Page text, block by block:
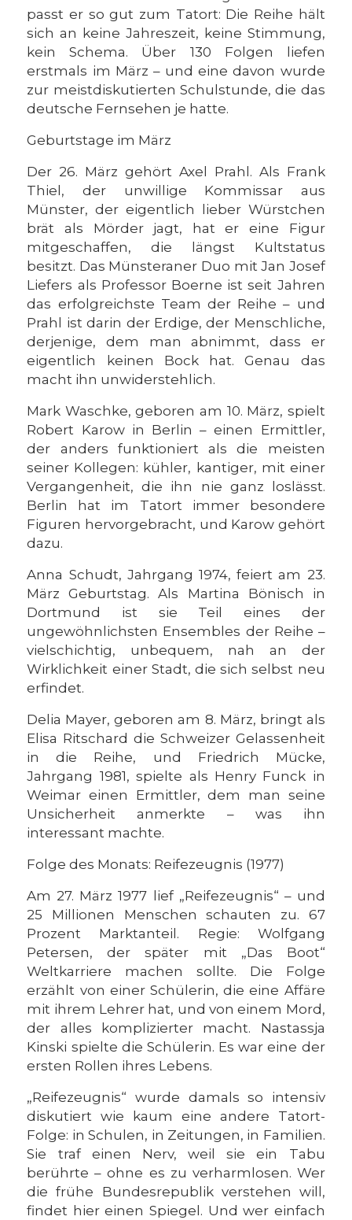
passt er so gut zum Tatort: Die Reihe hält
sich an keine Jahreszeit, keine Stimmung,
kein Schema. Über 130 Folgen liefen
erstmals im März – und eine davon wurde
zur meistdiskutierten Schulstunde, die das
deutsche Fernsehen je hatte.
Geburtstage im März
Der 26. März gehört Axel Prahl. Als Frank
Thiel, der unwillige Kommissar aus
Münster, der eigentlich lieber Würstchen
brät als Mörder jagt, hat er eine Figur
mitgeschaffen, die längst Kultstatus
besitzt. Das Münsteraner Duo mit Jan Josef
Liefers als Professor Boerne ist seit Jahren
das erfolgreichste Team der Reihe – und
Prahl ist darin der Erdige, der Menschliche,
derjenige, dem man abnimmt, dass er
eigentlich keinen Bock hat. Genau das
macht ihn unwiderstehlich.
Mark Waschke, geboren am 10. März, spielt
Robert Karow in Berlin – einen Ermittler,
der anders funktioniert als die meisten
seiner Kollegen: kühler, kantiger, mit einer
Vergangenheit, die ihn nie ganz loslässt.
Berlin hat im Tatort immer besondere
Figuren hervorgebracht, und Karow gehört
dazu.
Anna Schudt, Jahrgang 1974, feiert am 23.
März Geburtstag. Als Martina Bönisch in
Dortmund ist sie Teil eines der
ungewöhnlichsten Ensembles der Reihe –
vielschichtig, unbequem, nah an der
Wirklichkeit einer Stadt, die sich selbst neu
erfindet.
Delia Mayer, geboren am 8. März, bringt als
Elisa Ritschard die Schweizer Gelassenheit
in die Reihe, und Friedrich Mücke,
Jahrgang 1981, spielte als Henry Funck in
Weimar einen Ermittler, dem man seine
Unsicherheit anmerkte – was ihn
interessant machte.
Folge des Monats: Reifezeugnis (1977)
Am 27. März 1977 lief „Reifezeugnis“ – und
25 Millionen Menschen schauten zu. 67
Prozent Marktanteil. Regie: Wolfgang
Petersen, der später mit „Das Boot“
Weltkarriere machen sollte. Die Folge
erzählt von einer Schülerin, die eine Affäre
mit ihrem Lehrer hat, und von einem Mord,
der alles komplizierter macht. Nastassja
Kinski spielte die Schülerin. Es war eine der
ersten Rollen ihres Lebens.
„Reifezeugnis“ wurde damals so intensiv
diskutiert wie kaum eine andere Tatort-
Folge: in Schulen, in Zeitungen, in Familien.
Sie traf einen Nerv, weil sie ein Tabu
berührte – ohne es zu verharmlosen. Wer
die frühe Bundesrepublik verstehen will,
findet hier einen Spiegel. Und wer einfach